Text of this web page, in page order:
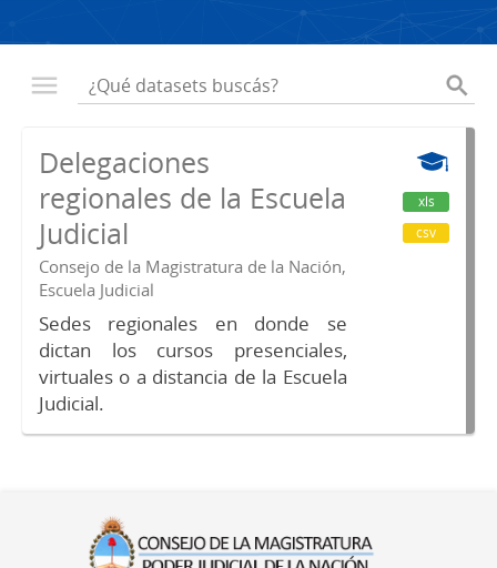
Delegaciones
regionales de la Escuela
Judicial
Consejo de la Magistratura de la Nación,
Escuela Judicial
Sedes regionales en donde se
dictan los cursos presenciales,
virtuales o a distancia de la Escuela
Judicial.
xls
csv